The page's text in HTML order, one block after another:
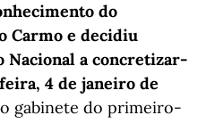
do
Carmo e decidiu
Nacional a concretizar-
4 de janeiro de
gabinete do primeiro-